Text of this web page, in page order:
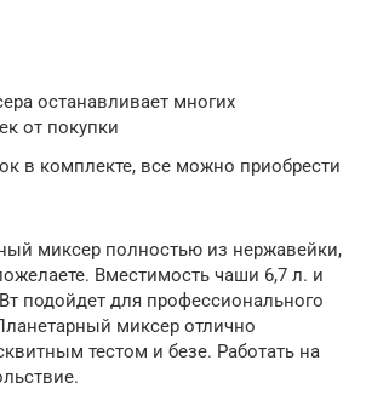
останавливает многих
от покупки
в комплекте, все можно приобрести
миксер полностью из нержавейки,
Вместимость чаши 6,7 л. и
подойдет для профессионального
миксер отлично
тестом и безе. Работать на